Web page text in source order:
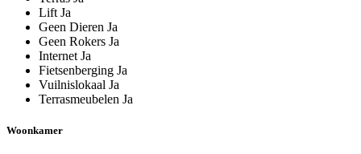
Lift Ja
Geen Dieren Ja
Geen Rokers Ja
Internet Ja
Fietsenberging Ja
Vuilnislokaal Ja
Terrasmeubelen Ja
Woonkamer